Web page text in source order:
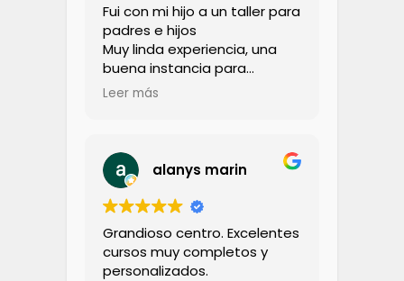
Fui con mi hijo a un taller para
padres e hijos
Muy linda experiencia, una
buena instancia para
compartir con los niños
Lo recomiendo totalmente
Leer más
alanys marin
Grandioso centro. Excelentes
cursos muy completos y
personalizados.